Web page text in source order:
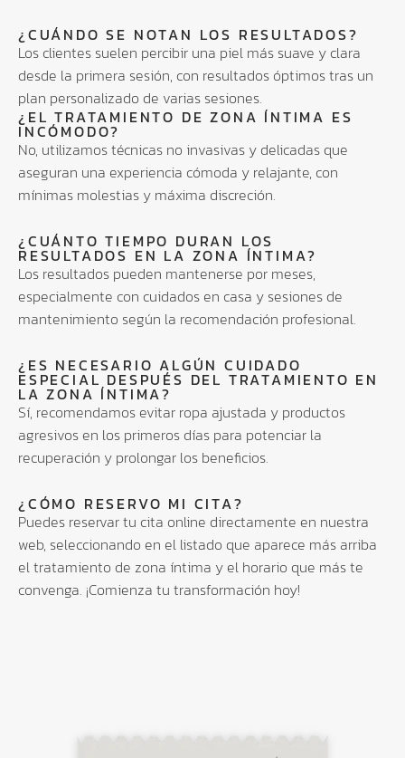
¿CUÁNDO SE NOTAN LOS RESULTADOS?
Los clientes suelen percibir una piel más suave y clara
desde la primera sesión, con resultados óptimos tras un
plan personalizado de varias sesiones.
¿EL TRATAMIENTO DE ZONA ÍNTIMA ES
INCÓMODO?
No, utilizamos técnicas no invasivas y delicadas que
aseguran una experiencia cómoda y relajante, con
mínimas molestias y máxima discreción.
¿CUÁNTO TIEMPO DURAN LOS
RESULTADOS EN LA ZONA ÍNTIMA?
Los resultados pueden mantenerse por meses,
especialmente con cuidados en casa y sesiones de
mantenimiento según la recomendación profesional.
¿ES NECESARIO ALGÚN CUIDADO
ESPECIAL DESPUÉS DEL TRATAMIENTO EN
LA ZONA ÍNTIMA?
Sí, recomendamos evitar ropa ajustada y productos
agresivos en los primeros días para potenciar la
recuperación y prolongar los beneficios.
¿CÓMO RESERVO MI CITA?
Puedes reservar tu cita online directamente en nuestra
web, seleccionando en el listado que aparece más arriba
el tratamiento de zona íntima y el horario que más te
convenga. ¡Comienza tu transformación hoy!